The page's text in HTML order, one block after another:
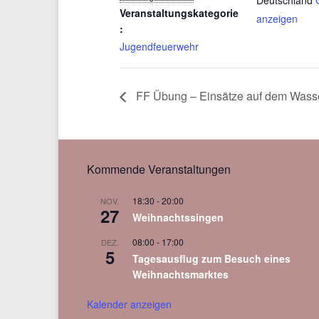
Veranstaltungskategorie
:
Jugendfeuerwehr
anzeigen
FF Übung – Einsätze auf dem
Kommende Veranstaltungen
NOV.
27
18:30 -20:00
Weihnachtssingen
DEZ.
5
08:00 - 17:00
Tagesausflug zum Besuch eines
Weihnachtsmarktes
Kalender anzeigen